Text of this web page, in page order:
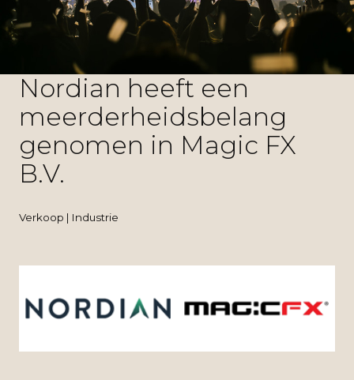
Nordian heeft een
meerderheidsbelang
genomen in Magic FX
B.V.
Verkoop | Industrie